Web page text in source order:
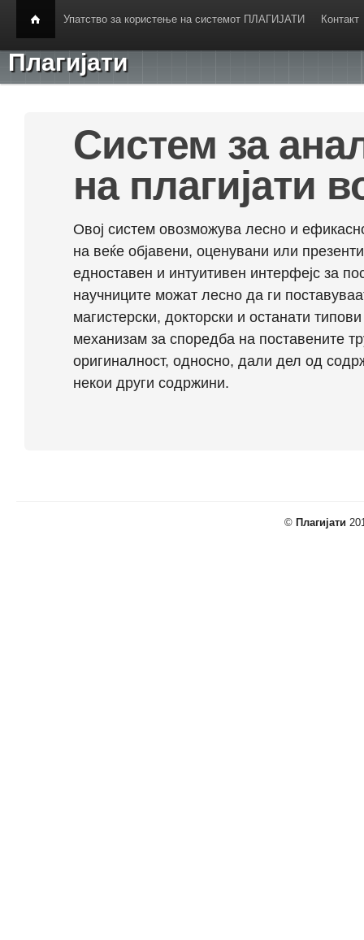
Упатство за користење на системот ПЛАГИЈАТИ Контакт
Плагијати
Систем за
на плагијати
Овој систем овозможува лесно и
на веќе објавени, оценувани или
едноставен и интуитивен интерфејс за
научниците можат лесно да ги
магистерски, докторски и останати
механизам за споредба на поставените
оригиналност, односно, дали дел од
некои други содржини.
© Плагијати